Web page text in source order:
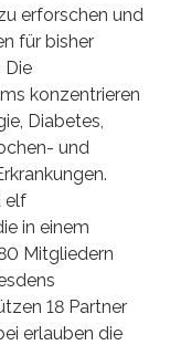
erforschen und
für bisher
Die
konzentrieren
Diabetes,
und
elf
in einem
Mitgliedern
18 Partner
erlauben die